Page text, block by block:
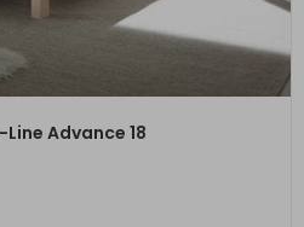
PRODUKT
Advance 18